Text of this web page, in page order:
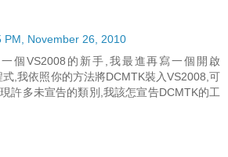
PM, November 26, 2010
個VS2008的新手,我最進再寫一個開啟
式,我依照你的方法將DCMTK裝入VS2008,可
許多未宣告的類別,我該怎宣告DCMTK的工